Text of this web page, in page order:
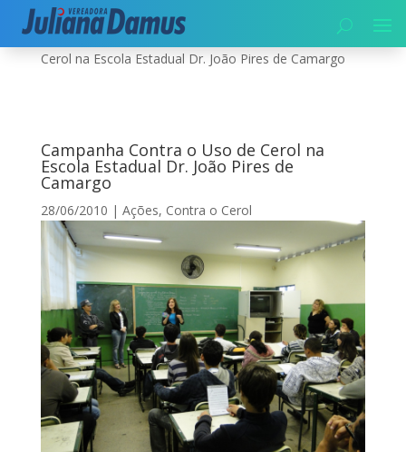
Início|Contra o Cerol| Campanha Contra o Uso de
Cerol na Escola Estadual Dr. João Pires de Camargo
Campanha Contra o Uso de Cerol na
Escola Estadual Dr. João Pires de
Camargo
28/06/2010 | Ações, Contra o Cerol